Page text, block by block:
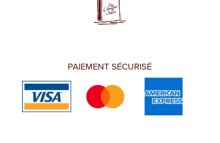
PAIEMENT SÉCURISÉ